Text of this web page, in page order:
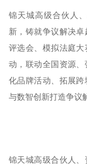
锦天城高级合伙人
新，铸就争议解决
评选会、模拟法庭
动，联动全国资源
化品牌活动、拓展
与数智创新打造争议
锦天城高级合伙人、